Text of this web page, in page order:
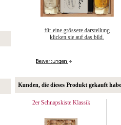
für eine grössere darstellung
klicken sie auf das bild.
Kunden, die dieses Produkt gekauft
2er Schnapskiste Klassik